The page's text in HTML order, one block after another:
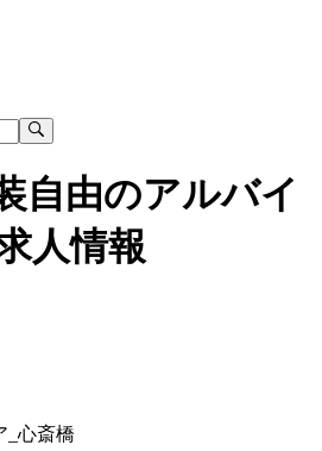
自由のアルバイ
人情報
_心斎橋